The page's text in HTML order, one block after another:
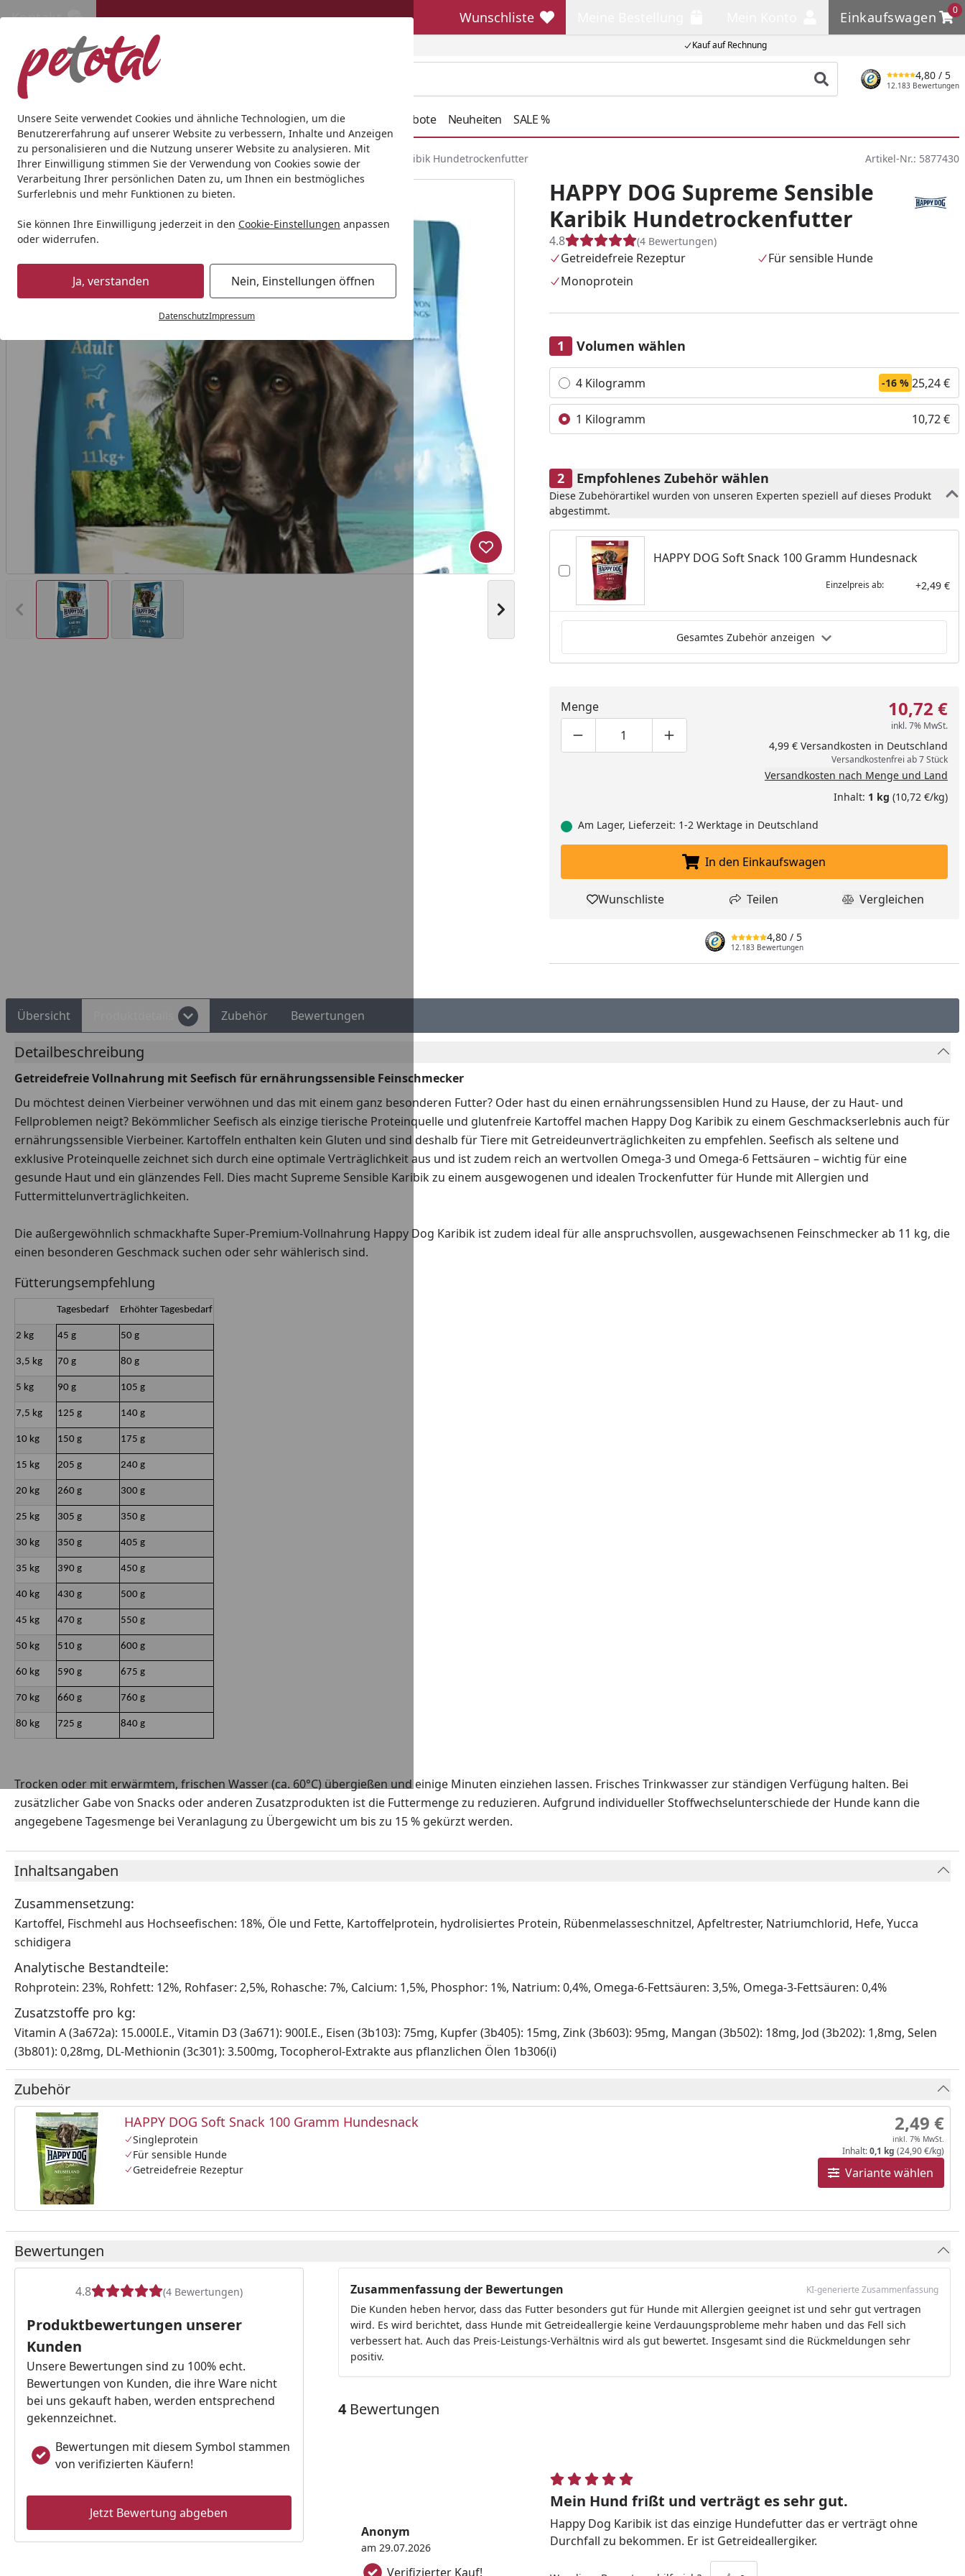
Unsere Seite verwendet Cookies und ähnliche Technologien, um die
Benutzererfahrung auf unserer Website zu verbessern, Inhalte und Anzeigen
zu personalisieren und die Nutzung unserer Website zu analysieren. Mit
Ihrer Einwilligung stimmen Sie der Verwendung von Cookies sowie der
Verarbeitung Ihrer persönlichen Daten zu, um Ihnen ein bestmögliches
Surferlebnis und mehr Funktionen zu bieten.
Sie können Ihre Einwilligung jederzeit in den Cookie-Einstellungen anpassen
oder widerrufen.
Ja, verstanden Nein, Einstellungen öffnen
DatenschutzImpressum
Kauf auf Rechnung
Kontakt Wunschliste
Wunschliste Einkaufswagen
0
Einkaufswagen
Produkt suchen
4,80 / 5
12.183 Bewertungen
Hund Katze Aquaristik Teich Andere Tierarten Geschenkideen Angebote Neuheiten SALE %
Startseite
Hund Hundetrockenfutter HAPPY DOG HAPPY DOG Supreme Sensible Karibik Hundetrockenfutter Artikel-Nr.: 5877430
Vorheriges Bild anzeigen Nächstes Bild anzeigen
Angebot
Produkt zur Wunschliste hinzufügen
HAPPY DOG Supreme Sensible
Karibik Hundetrockenfutter
4.8 (4 Bewertungen)
Getreidefreie Rezeptur
Für sensible Hunde
Monoprotein
Volumen wählen
Alle anzeigen (2)
4 Kilogramm -16 % 25,24 €
1 Kilogramm 10,72 €
Empfohlenes Zubehör wählen
Diese Zubehörartikel wurden von unseren Experten speziell auf dieses Produkt
abgestimmt.
HAPPY DOG Soft Snack 100 Gramm Hundesnack
Einzelpreis ab: +2,49 €
Gesamtes Zubehör anzeigen
Menge
Produktmenge um eins verringern
Produktmenge manuell eingeben
Produktmenge um eins erhöhen
10,72 €
inkl. 7% MwSt.
4,99 € Versandkosten in Deutschland
Versandkostenfrei ab 7 Stück
Versandkosten nach Menge und Land
Inhalt: 1 kg (10,72 €/kg)
Am Lager, Lieferzeit: 1-2 Werktage in Deutschland
In den Einkaufswagen legen
In den Einkaufswagen
Produkt zur Wunschliste hinzufügen
Wunschliste Teilen
Teilen Produkt
Vergleichen
4,80 / 5
12.183 Bewertungen
Übersicht Zubehör Bewertungen
Detailbeschreibung
Getreidefreie Vollnahrung mit Seefisch für ernährungssensible Feinschmecker
Du möchtest deinen Vierbeiner verwöhnen und das mit einem ganz besonderen Futter? Oder hast du einen ernährungssensiblen Hund zu Hause, der zu Haut- und
Fellproblemen neigt? Bekömmlicher Seefisch als einzige tierische Proteinquelle und glutenfreie Kartoffel machen Happy Dog Karibik zu einem Geschmackserlebnis auch für
ernährungssensible Vierbeiner. Kartoffeln enthalten kein Gluten und sind deshalb für Tiere mit Getreideunverträglichkeiten zu empfehlen. Seefisch als seltene und
exklusive Proteinquelle zeichnet sich durch eine optimale Verträglichkeit aus und ist zudem reich an wertvollen Omega-3 und Omega-6 Fettsäuren – wichtig für eine
gesunde Haut und ein glänzendes Fell. Dies macht Supreme Sensible Karibik zu einem ausgewogenen und idealen Trockenfutter für Hunde mit Allergien und
Futtermittelunverträglichkeiten.
Die außergewöhnlich schmackhafte Super-Premium-Vollnahrung Happy Dog Karibik ist zudem ideal für alle anspruchsvollen, ausgewachsenen Feinschmecker ab 11 kg, die
einen besonderen Geschmack suchen oder sehr wählerisch sind.
Fütterungsempfehlung
Tagesbedarf Erhöhter Tagesbedarf
2 kg 45 g 50 g
3,5 kg 70 g 80 g
5 kg 90 g 105 g
7,5 kg 125 g 140 g
10 kg 150 g 175 g
15 kg 205 g 240 g
20 kg 260 g 300 g
25 kg 305 g 350 g
30 kg 350 g 405 g
35 kg 390 g 450 g
40 kg 430 g 500 g
45 kg 470 g 550 g
50 kg 510 g 600 g
60 kg 590 g 675 g
70 kg 660 g 760 g
80 kg 725 g 840 g
Trocken oder mit erwärmtem, frischen Wasser (ca. 60°C) übergießen und einige Minuten einziehen lassen. Frisches Trinkwasser zur ständigen Verfügung halten. Bei
zusätzlicher Gabe von Snacks oder anderen Zusatzprodukten ist die Futtermenge zu reduzieren. Aufgrund individueller Stoffwechselunterschiede der Hunde kann die
angegebene Tagesmenge bei Veranlagung zu Übergewicht um bis zu 15 % gekürzt werden.
Inhaltsangaben
Zusammensetzung:
Kartoffel, Fischmehl aus Hochseefischen: 18%, Öle und Fette, Kartoffelprotein, hydrolisiertes Protein, Rübenmelasseschnitzel, Apfeltrester, Natriumchlorid, Hefe, Yucca
schidigera
Analytische Bestandteile:
Rohprotein: 23%, Rohfett: 12%, Rohfaser: 2,5%, Rohasche: 7%, Calcium: 1,5%, Phosphor: 1%, Natrium: 0,4%, Omega-6-Fettsäuren: 3,5%, Omega-3-Fettsäuren: 0,4%
Zusatzstoffe pro kg:
Vitamin A (3a672a): 15.000I.E., Vitamin D3 (3a671): 900I.E., Eisen (3b103): 75mg, Kupfer (3b405): 15mg, Zink (3b603): 95mg, Mangan (3b502): 18mg, Jod (3b202): 1,8mg, Selen
(3b801): 0,28mg, DL-Methionin (3c301): 3.500mg, Tocopherol-Extrakte aus pflanzlichen Ölen 1b306(i)
Zubehör
HAPPY DOG Soft Snack 100 Gramm Hundesnack
Singleprotein
Für sensible Hunde
Getreidefreie Rezeptur
Variante wählen
2,49 €
inkl. 7% MwSt.
Inhalt:0,1 kg (24,90 €/kg)
Bewertungen
4.8 (4 Bewertungen)
Produktbewertungen unserer
Kunden
Unsere Bewertungen sind zu 100% echt.
Bewertungen von Kunden, die ihre Ware nicht
bei uns gekauft haben, werden entsprechend
gekennzeichnet.
Bewertungen mit diesem Symbol stammen
von verifizierten Käufern!
Jetzt Bewertung abgeben
Zusammenfassung der Bewertungen KI-generierte Zusammenfassung
Die Kunden heben hervor, dass das Futter besonders gut für Hunde mit Allergien geeignet ist und sehr gut vertragen
wird. Es wird berichtet, dass Hunde mit Getreideallergie keine Verdauungsprobleme mehr haben und das Fell sich
verbessert hat. Auch das Preis-Leistungs-Verhältnis wird als gut bewertet. Insgesamt sind die Rückmeldungen sehr
positiv.
4Bewertungen
Verifizierter Kauf!
Anonym
am 29.07.2026
Mein Hund frißt und verträgt es sehr gut.
Happy Dog Karibik ist das einzige Hundefutter das er verträgt ohne
Durchfall zu bekommen. Er ist Getreideallergiker.